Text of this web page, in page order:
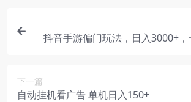
抖音手游偏门玩法，日入3000+
下一篇
自动挂机看广告 单机日入150+